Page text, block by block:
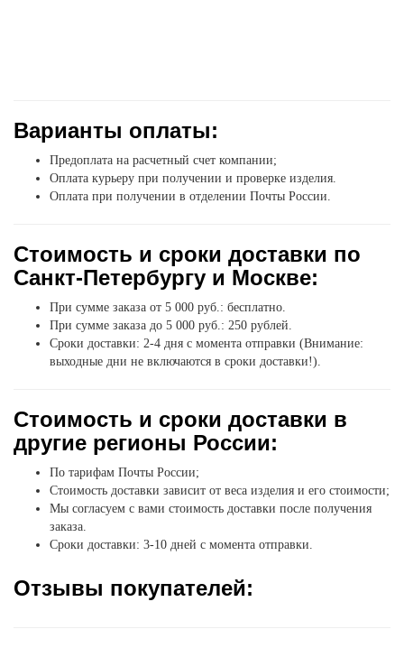
Варианты оплаты:
Предоплата на расчетный счет компании;
Оплата курьеру при получении и проверке изделия.
Оплата при получении в отделении Почты России.
Стоимость и сроки доставки по
Санкт-Петербургу и Москве:
При сумме заказа от 5 000 руб.: бесплатно.
При сумме заказа до 5 000 руб.: 250 рублей.
Сроки доставки: 2-4 дня с момента отправки (Внимание:
выходные дни не включаются в сроки доставки!).
Стоимость и сроки доставки в
другие регионы России:
По тарифам Почты России;
Стоимость доставки зависит от веса изделия и его стоимости;
Мы согласуем с вами стоимость доставки после получения
заказа.
Сроки доставки: 3-10 дней с момента отправки.
Отзывы покупателей: